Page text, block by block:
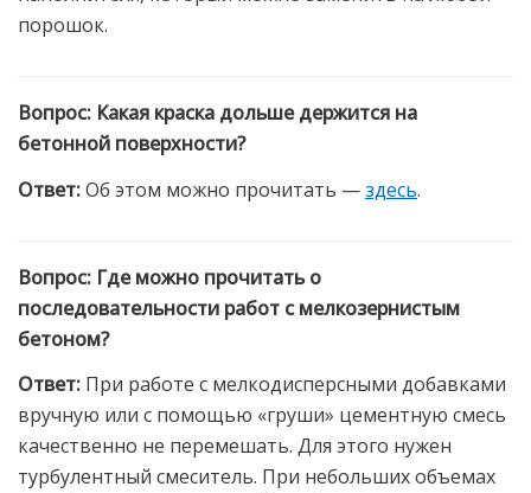
порошок.
Вопрос: Какая краска дольше держится на
бетонной поверхности?
Ответ:Об этом можно прочитать —здесь.
Вопрос: Где можно прочитать о
последовательности работ с мелкозернистым
бетоном?
Ответ: При работе с мелкодисперсными добавками
вручную или с помощью «груши» цементную смесь
качественно не перемешать. Для этого нужен
турбулентный смеситель. При небольших объемах